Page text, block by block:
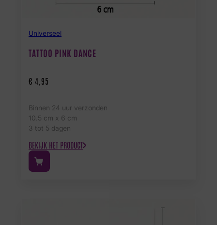
Universeel
TATTOO PINK DANCE
€ 4,95
Binnen 24 uur verzonden
10.5 cm x 6 cm
3 tot 5 dagen
BEKIJK HET PRODUCT